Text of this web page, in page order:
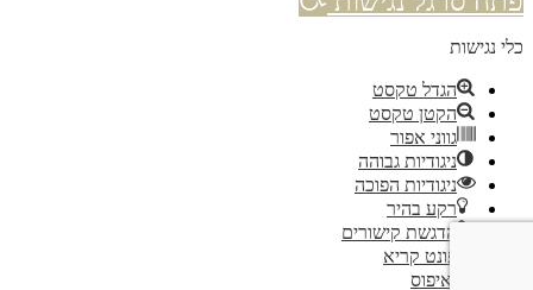
כלי נגישות
הגדל טקסט
הקטן טקסט
גווני אפור
ניגודיות גבוהה
ניגודיות הפוכה
רקע בהיר
הדגשת קישורים
פונט קריא
איפוס